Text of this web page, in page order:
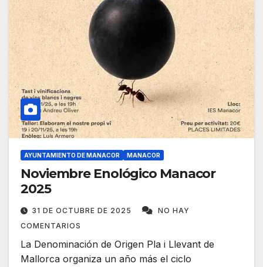
AYUNTAMIENTO DE MANACOR MANACOR
Noviembre Enológico Manacor
2025
31 DE OCTUBRE DE 2025
NO HAY
COMENTARIOS
La Denominación de Origen Pla i Llevant de
Mallorca organiza un año más el ciclo